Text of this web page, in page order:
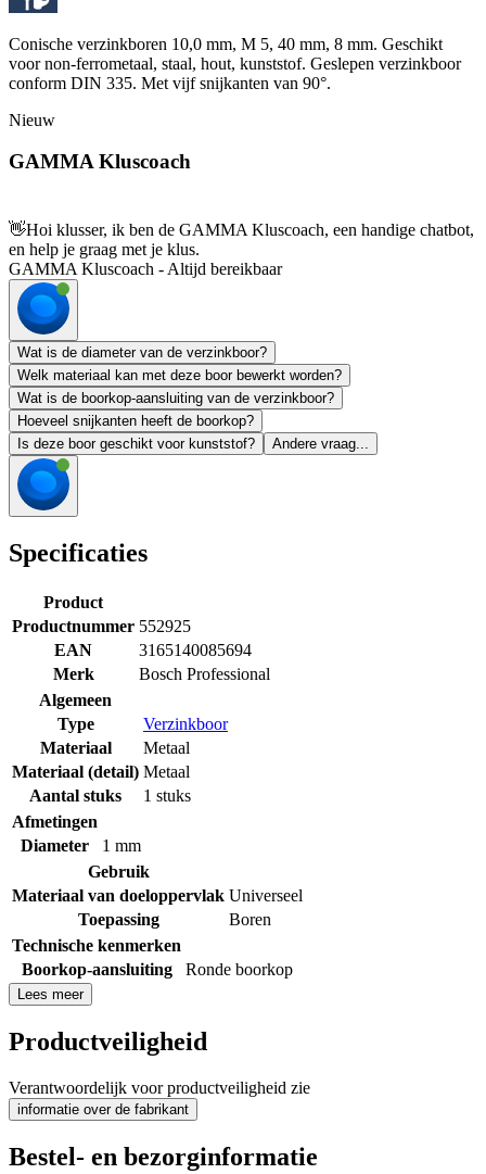
Conische verzinkboren 10,0 mm, M 5, 40 mm, 8 mm. Geschikt
voor non-ferrometaal, staal, hout, kunststof. Geslepen verzinkboor
conform DIN 335. Met vijf snijkanten van 90°.
Nieuw
GAMMA Kluscoach
👋Hoi klusser, ik ben de GAMMA Kluscoach, een handige chatbot,
en help je graag met je klus.
GAMMA Kluscoach - Altijd bereikbaar
Wat is de diameter van de verzinkboor?
Welk materiaal kan met deze boor bewerkt worden?
Wat is de boorkop-aansluiting van de verzinkboor?
Hoeveel snijkanten heeft de boorkop?
Is deze boor geschikt voor kunststof?
Andere vraag...
Specificaties
Product
Productnummer 552925
EAN
3165140085694
Merk
Bosch Professional
Algemeen
Type
Verzinkboor
Materiaal
Metaal
Materiaal (detail) Metaal
Aantal stuks
1 stuks
Afmetingen
Diameter
1 mm
Gebruik
Materiaal van doeloppervlak Universeel
Toepassing
Boren
Technische kenmerken
Boorkop-aansluiting
Ronde boorkop
Lees meer
Productveiligheid
Verantwoordelijk voor productveiligheid zie
informatie over de fabrikant
Bestel- en bezorginformatie